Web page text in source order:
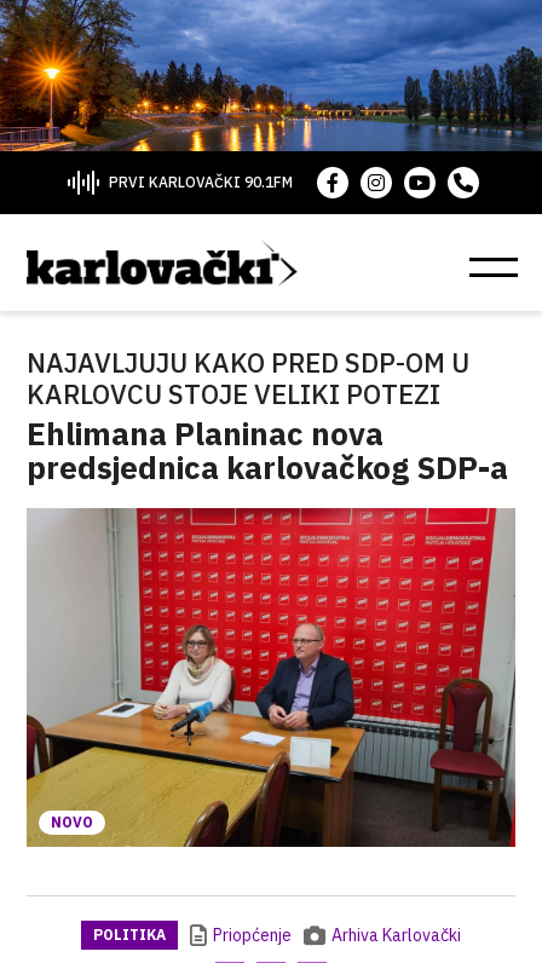
PRVI KARLOVAČKI 90.1FM
NAJAVLJUJU KAKO PRED SDP-OM U
KARLOVCU STOJE VELIKI POTEZI
Ehlimana Planinac nova
predsjednica karlovačkog SDP-a
NOVO
POLITIKA Priopćenje Arhiva Karlovački